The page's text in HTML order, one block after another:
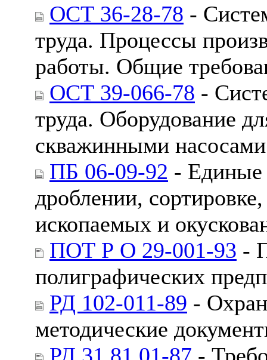
ОСТ 36-28-78 -
труда. Процессы
работы. Общие
ОСТ 39-066-78 -
труда. Оборудование
скважинными
ПБ 06-09-92 - Единые
дроблении,
ископаемых и
ПОТ Р О 29-001-93 -
полиграфических
РД 102-011-89 -
методические